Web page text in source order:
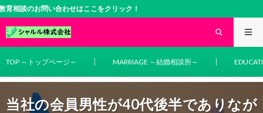
お問い合わせはここをクリック！
TOP ～トップページ～ MARRIAGE ～結婚相談所～
当社の会員男性が40代後半でありなが